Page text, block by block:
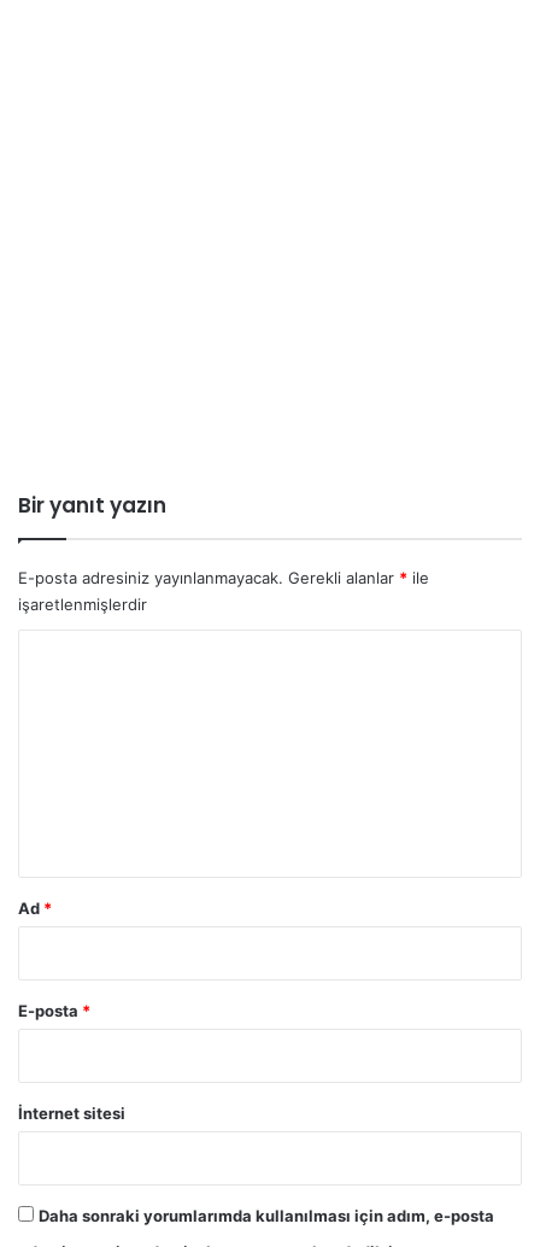
Bir yanıt yazın
E-posta adresiniz yayınlanmayacak. Gerekli alanlar * ile
işaretlenmişlerdir
Ad *
E-posta *
İnternet sitesi
Daha sonraki yorumlarımda kullanılması için adım, e-posta